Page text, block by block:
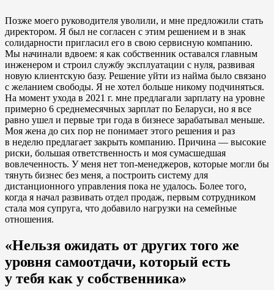
Позже моего руководителя уволили, и мне предложили стать
директором. Я был не согласен с этим решением и в знак
солидарности пригласил его в свою сервисную компанию.
Мы начинали вдвоем: я как собственник оставался главным
инженером и строил службу эксплуатации с нуля, развивая
новую клиентскую базу. Решение уйти из найма было связано
с желанием свободы. Я не хотел больше никому подчиняться.
На момент ухода в 2021 г. мне предлагали зарплату на уровне
примерно 6 среднемесячных зарплат по Беларуси, но я все
равно ушел и первые три года в бизнесе зарабатывал меньше.
Моя жена до сих пор не понимает этого решения и раз
в неделю предлагает закрыть компанию. Причина — высокие
риски, большая ответственность и моя сумасшедшая
вовлеченность. У меня нет топ-менеджеров, которые могли бы
тянуть бизнес без меня, а построить систему для
дистанционного управления пока не удалось. Более того,
когда я начал развивать отдел продаж, первым сотрудником
стала моя супруга, что добавило нагрузки на семейные
отношения.
«Нельзя ожидать от других того же
уровня самоотдачи, который есть
у тебя как у собственника»